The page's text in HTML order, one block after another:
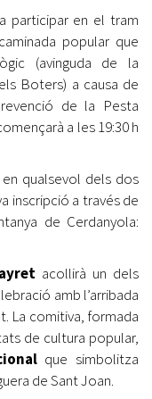
participar en el tram
popular que
(avinguda de la
Boters) a causa de
de la Pesta
a les 19:30 h
qualsevol dels dos
inscripció a través de
de Cerdanyola:
acollirà un dels
amb l’arribada
La comitiva, formada
de cultura popular,
que simbolitza
de Sant Joan.